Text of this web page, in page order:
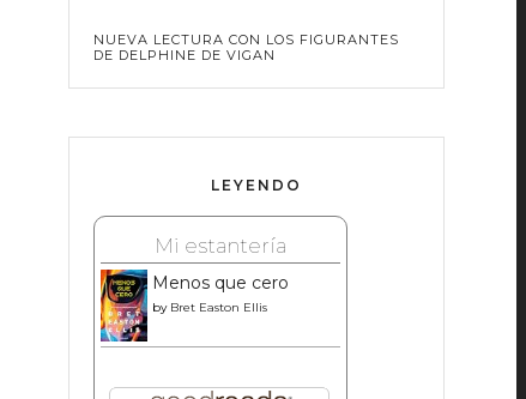
NUEVA LECTURA CON LOS FIGURANTES
DE DELPHINE DE VIGAN
LEYENDO
Mi estantería
Menos que cero
by Bret Easton Ellis